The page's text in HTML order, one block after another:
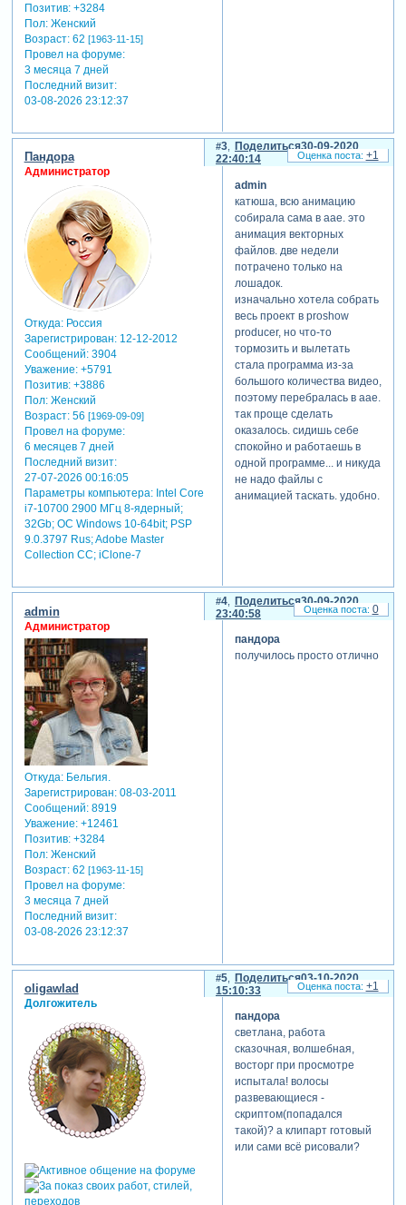
Позитив: +3284
Пол:Женский
Возраст:62 [1963-11-15]
Провел на форуме:
3 месяца 7 дней
Последний визит:
03-08-2026 23:12:37
Поделиться
3
30-09-2020
22:40:14
Пандора
Администратор
Откуда:Россия
Зарегистрирован: 12-12-2012
Сообщений:3904
Уважение: +5791
Позитив: +3886
Пол:Женский
Возраст:56 [1969-09-09]
Провел на форуме:
6 месяцев 7 дней
Последний визит:
27-07-2026 00:16:05
Параметры компьютера:Intel Core
i7-10700 2900 МГц 8-ядерный;
32Gb; ОС Windows 10-64bit; PSP
9.0.3797 Rus; Adobe Master
Collection СС; iClone-7
admin
катюша, всю анимацию
собирала сама в аае. это
анимация векторных
файлов. две недели
потрачено только на
лошадок.
изначально хотела собрать
весь проект в proshow
producer, но что-то
тормозить и вылетать
стала программа из-за
большого количества видео,
поэтому перебралась в аае.
так проще сделать
оказалось. сидишь себе
спокойно и работаешь в
одной программе... и никуда
не надо файлы с
анимацией таскать. удобно.
+1
Поделиться
4
30-09-2020
23:40:58
admin
Администратор
Откуда:Бельгия.
Зарегистрирован: 08-03-2011
Сообщений:8919
Уважение: +12461
Позитив: +3284
Пол:Женский
Возраст:62 [1963-11-15]
Провел на форуме:
3 месяца 7 дней
Последний визит:
03-08-2026 23:12:37
пандора
получилось просто отлично
0
Поделиться
5
03-10-2020
15:10:33
oligawlad
Долгожитель
пандора
светлана, работа
сказочная, волшебная,
восторг при просмотре
испытала! волосы
развевающиеся -
скриптом(попадался
такой)? а клипарт готовый
или сами всё рисовали?
+1